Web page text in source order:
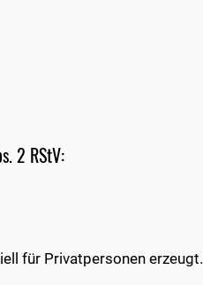
2 RStV:
für Privatpersonen erzeugt.